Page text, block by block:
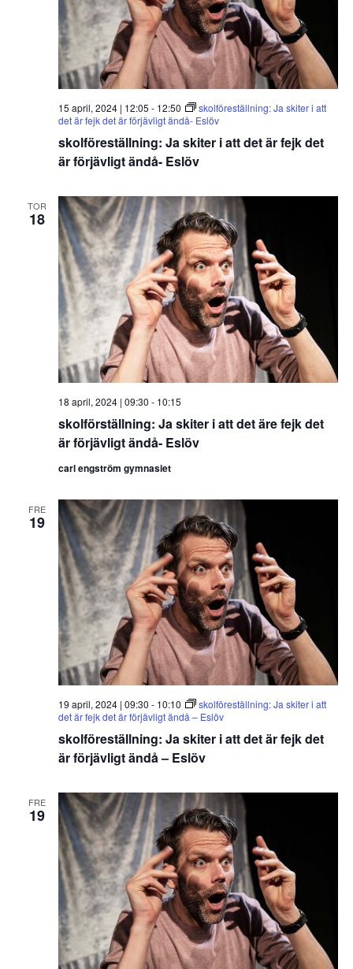
skolföreställning: Ja skiter i att det är fejk det
är förjävligt ändå- Eslöv
15 april, 2024 | 12:05 - 12:50
skolföreställning: Ja skiter i att
det är fejk det är förjävligt ändå- Eslöv
TOR
18
skolförställning: Ja skiter i att det äre fejk det
är förjävligt ändå- Eslöv
18 april, 2024 | 09:30 - 10:15
carl engström gymnasiet
FRE
19
skolföreställning: Ja skiter i att det är fejk det
är förjävligt ändå – Eslöv
19 april, 2024 | 09:30 - 10:10
skolföreställning: Ja skiter i att
det är fejk det är förjävligt ändå – Eslöv
FRE
19